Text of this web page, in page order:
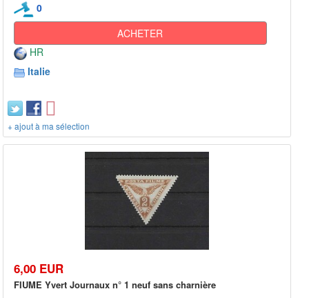
0
ACHETER
HR
Italie
+ ajout à ma sélection
6,00 EUR
FIUME Yvert Journaux n° 1 neuf sans charnière